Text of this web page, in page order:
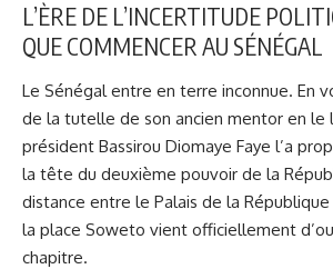
L’ÈRE DE L’INCERTITUDE
QUE COMMENCER AU SÉNÉGAL
Le Sénégal entre en terre inconnue. En
de la tutelle de son ancien mentor en le
président Bassirou Diomaye Faye l’a
la tête du deuxième pouvoir de la
distance entre le Palais de la
la place Soweto vient officiellement
chapitre.